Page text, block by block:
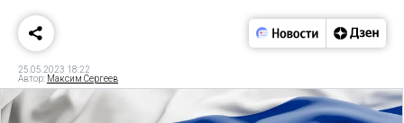
25.05.2023 18:22
Автор: Максим Сергеев